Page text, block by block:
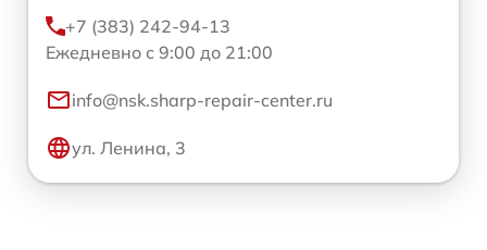
+7 (383) 242-94-13
Ежедневно с 9:00 до 21:00
info@nsk.sharp-repair-center.ru
ул. Ленина, 3